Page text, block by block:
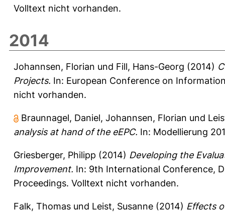
Volltext nicht vorhanden.
2014
Johannsen, Florian und Fill, Hans-Georg (2014)
Projects. In: European Conference on
nicht vorhanden.
Braunnagel, Daniel, Johannsen, Florian und
analysis at hand of the eEPC. In: Modellierung
Griesberger, Philipp (2014) Developing the
Improvement. In: 9th International Conference,
Proceedings. Volltext nicht vorhanden.
Falk, Thomas und Leist, Susanne (2014) Effects